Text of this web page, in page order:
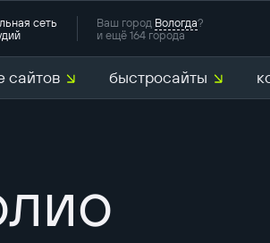
сеть
Ваш город Вологда?
и ещё 164 города
сайтов быстросайты